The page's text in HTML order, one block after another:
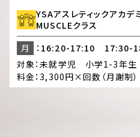
YSAアスレティックアカデ
MUSCLEクラス
月
：16:20-17:10
対象：未就学児 小学1-3年生
料金：3,300円×回数（月謝制）